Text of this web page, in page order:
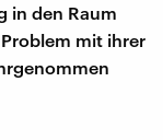
in den Raum
mit ihrer